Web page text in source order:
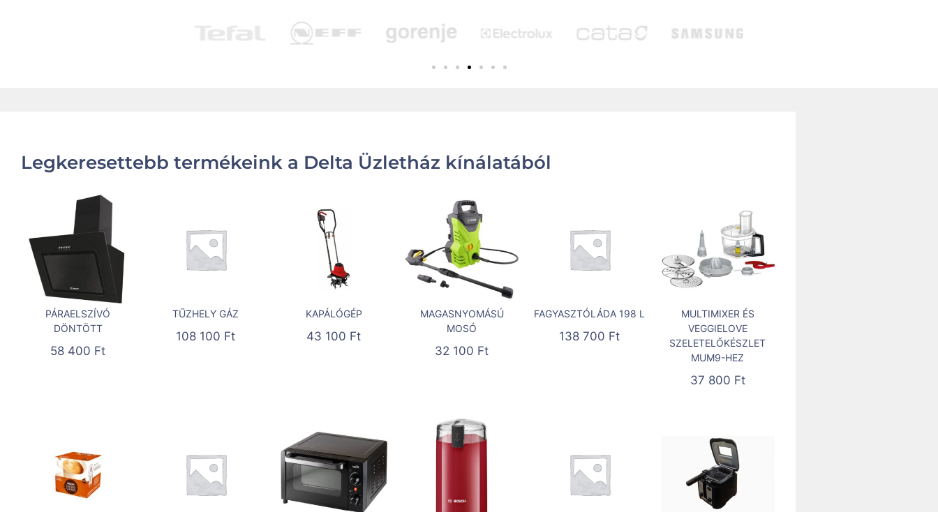
Legkeresettebb termékeink a Delta Üzletház kínálatából
PÁRAELSZÍVÓ
DÖNTÖTT
58 400 Ft
TŰZHELY GÁZ
108 100 Ft
KAPÁLÓGÉP
43 100 Ft
MAGASNYOMÁSÚ
MOSÓ
32 100 Ft
FAGYASZTÓLÁDA 198 L
138 700 Ft
MULTIMIXER ÉS
VEGGIELOVE
SZELETELŐKÉSZLET
MUM9-HEZ
37 800 Ft